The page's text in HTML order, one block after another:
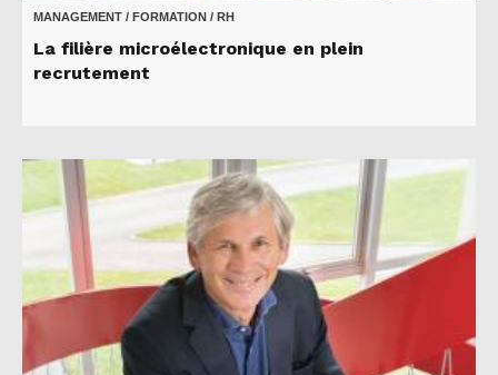
MANAGEMENT / FORMATION / RH
La filière microélectronique en plein
recrutement